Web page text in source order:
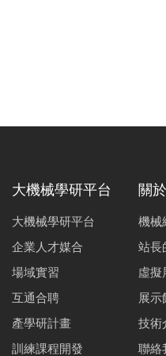
大機械學研平台
大機械學研平台
企業人才媒合
場域實習
互通合聘
產學研計畫
訓練課程開發
關
機械
站長
虛擬
展示
技術
聯絡